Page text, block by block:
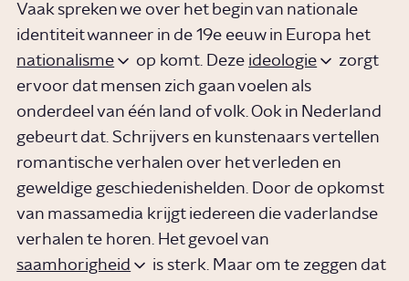
Vaak spreken we over het begin van nationale
identiteit wanneer in de 19e eeuw in Europa het
nationalisme
op komt. Deze ideologie
zorgt
ervoor dat mensen zich gaan voelen als
onderdeel van één land of volk. Ook in Nederland
gebeurt dat. Schrijvers en kunstenaars vertellen
romantische verhalen over het verleden en
geweldige geschiedenishelden. Door de opkomst
van massamedia krijgt iedereen die vaderlandse
verhalen te horen. Het gevoel van
saamhorigheid
is sterk. Maar om te zeggen dat